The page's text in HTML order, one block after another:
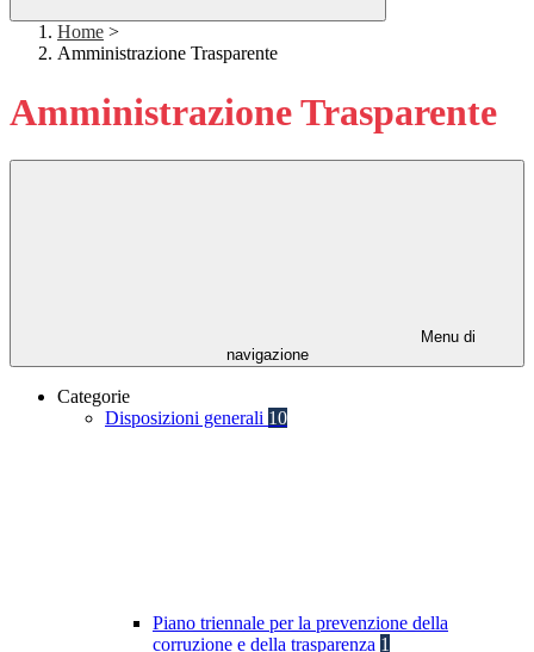
Home >
Amministrazione Trasparente
Amministrazione Trasparente
Menu di
navigazione
Categorie
Disposizioni generali 10
Piano triennale per la prevenzione della
corruzione e della trasparenza 1